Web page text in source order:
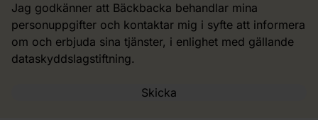
Jag godkänner att Bäckbacka behandlar mina
personuppgifter och kontaktar mig i syfte att informera
om och erbjuda sina tjänster, i enlighet med gällande
dataskyddslagstiftning.
Skicka